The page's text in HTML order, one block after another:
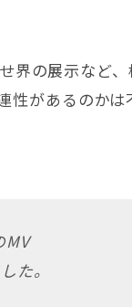
界の展示など、
があるのかは
MV
た。